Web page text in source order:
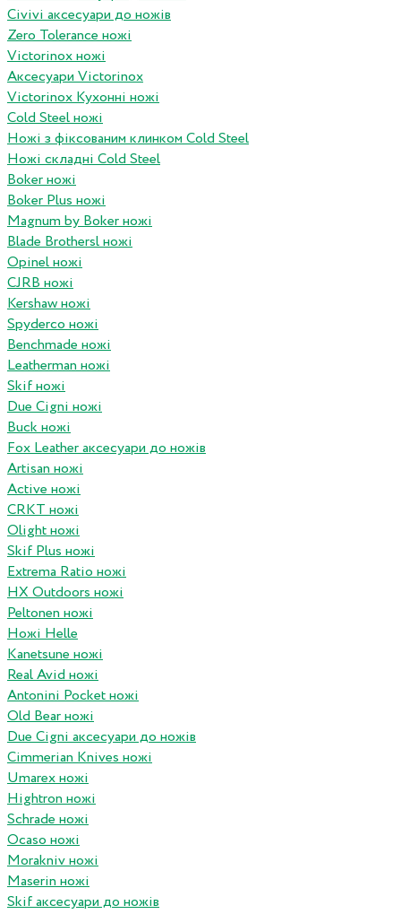
Civivi аксесуари до ножів
Zero Tolerance ножі
Victorinox ножі
Аксесуари Victorinox
Victorinox Кухонні ножі
Cold Steel ножі
Ножі з фіксованим клинком Cold Steel
Ножі складні Cold Steel
Boker ножі
Boker Plus ножі
Magnum by Boker ножі
Blade Brothersl ножі
Opinel ножі
CJRB ножі
Kershaw ножі
Spyderco ножі
Benchmade ножі
Leatherman ножі
Skif ножі
Due Cigni ножі
Buck ножі
Fox Leather аксесуари до ножів
Artisan ножі
Active ножі
CRKT ножі
Olight ножі
Skif Plus ножі
Extrema Ratio ножі
HX Outdoors ножі
Peltonen ножі
Ножі Helle
Kanetsune ножі
Real Avid ножі
Antonini Pocket ножі
Old Bear ножі
Due Cigni аксесуари до ножів
Cimmerian Knives ножі
Umarex ножі
Hightron ножі
Schrade ножі
Ocaso ножі
Morakniv ножі
Maserin ножі
Skif аксесуари до ножів